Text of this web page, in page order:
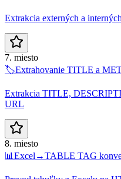
Extrakcia externých a
7. miesto
🏷️Extrahovanie TITLE a
Extrakcia TITLE,
URL
8. miesto
📊 Excel→TABLE TAG